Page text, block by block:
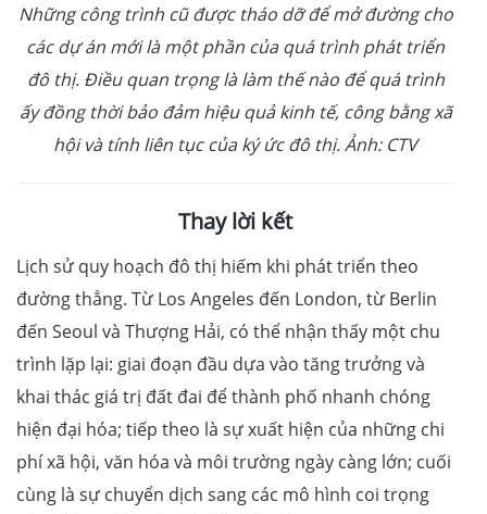
Những công trình cũ được tháo dỡ để mở đường cho
các dự án mới là một phần của quá trình phát triển
đô thị. Điều quan trọng là làm thế nào để quá trình
ấy đồng thời bảo đảm hiệu quả kinh tế, công bằng xã
hội và tính liên tục của ký ức đô thị. Ảnh: CTV
Thay lời kết
Lịch sử quy hoạch đô thị hiếm khi phát triển theo
đường thẳng. Từ Los Angeles đến London, từ Berlin
đến Seoul và Thượng Hải, có thể nhận thấy một chu
trình lặp lại: giai đoạn đầu dựa vào tăng trưởng và
khai thác giá trị đất đai để thành phố nhanh chóng
hiện đại hóa; tiếp theo là sự xuất hiện của những chi
phí xã hội, văn hóa và môi trường ngày càng lớn; cuối
cùng là sự chuyển dịch sang các mô hình coi trọng